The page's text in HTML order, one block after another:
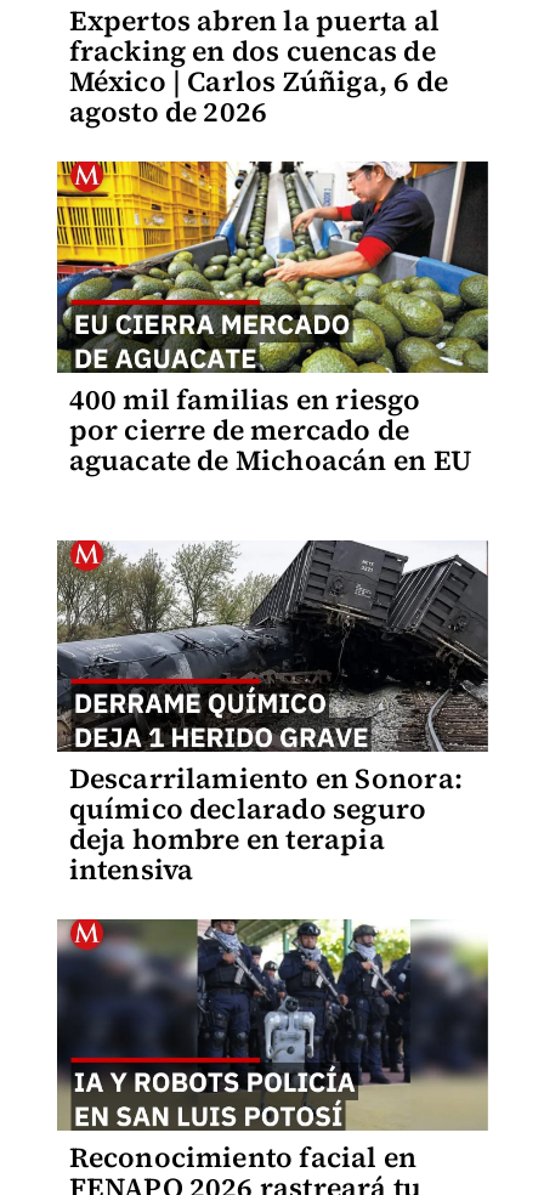
Expertos abren la puerta al
fracking en dos cuencas de
México | Carlos Zúñiga, 6 de
agosto de 2026
400 mil familias en riesgo
por cierre de mercado de
aguacate de Michoacán en EU
Descarrilamiento en Sonora:
químico declarado seguro
deja hombre en terapia
intensiva
Reconocimiento facial en